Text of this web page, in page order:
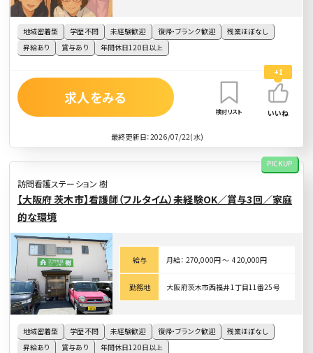
地域密着型 学歴不問 未経験歓迎 復帰・ブランク歓迎
残業ほぼなし
昇給あり
賞与あり 年間休日120日以上
最終更新日：2026/07/22(水)
求人をみる
検討リスト
+1
いいね
訪問看護ステーション 樹
PICKUP
【大阪府 茨木市】看護師（フルタイム）未経験OK／賞与3回／家庭
的な環境
地域密着型 学歴不問 未経験歓迎 復帰・ブランク歓迎
残業ほぼなし
昇給あり
賞与あり 年間休日120日以上
給与 月給： 270,000円 〜 420,000円
勤務地 大阪府茨木市西福井1丁目11番25号